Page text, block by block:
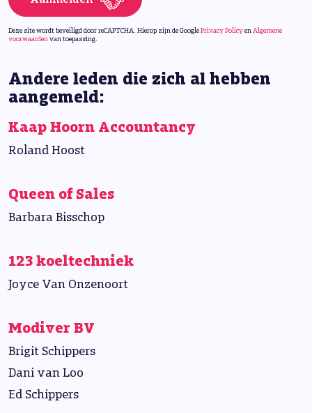
Deze site wordt beveiligd door reCAPTCHA. Hierop zijn de GooglePrivacy PolicyenAlgemene
voorwaardenvan toepassing.
Andere leden die zich al hebben
aangemeld:
Kaap Hoorn Accountancy
Roland Hoost
Queen of Sales
Barbara Bisschop
123 koeltechniek
Joyce Van Onzenoort
Modiver BV
Brigit Schippers
Dani van Loo
Ed Schippers